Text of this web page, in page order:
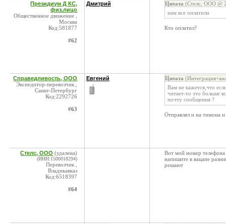
Президиум Д КС,
физ.лицо
Общественное движение ,
Москва
Код:581877
#62
Дмитрий Цитата (Стелс, ООО @
нам все оплатили
Кто оплатил?
Справедливость, ООО
Экспедитор-перевозчик ,
Санкт-Петербург
Код:2292726
#63
Евгений Цитата
Вам не кажется,что
читает-то это больше
почту сообщения ?
Отправлял и на тимона
Стелс, ООО (удалена)
(ИНН:1500018294)
Перевозчик ,
Владикавказ
Код:6518397
#64
Вот мой номер телефона
напишите в вацапе
решают